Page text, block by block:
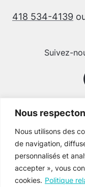
Nous
Nous utilisons des
de navigation,
personnalisés et
accepter », vous
cookies. Politique
418 534-4139
Suivez-